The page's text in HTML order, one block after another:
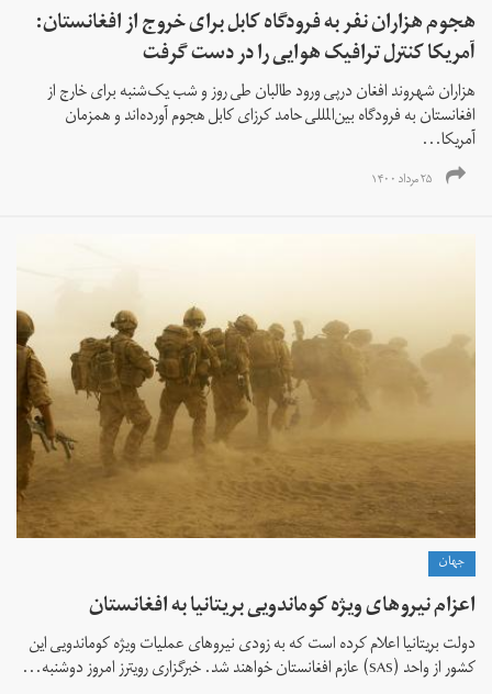
هجوم هزاران نفر به فرودگاه کابل برای خروج از افغانستان:
آمریکا کنترل ترافیک هوایی را در دست گرفت
هزاران شهروند افغان درپی ورود طالبان طی روز و شب یک‌شنبه برای خارج از
افغانستان به فرودگاه بین‌المللی حامد کرزای کابل هجوم آورده‌اند و همزمان
آمریکا...
۲۵ مرداد ۱۴۰۰
جهان
اعزام نیروهای ویژه کوماندویی بریتانیا به افغانستان
دولت بریتانیا اعلام کرده است که به زودی نیروهای عملیات ویژه کوماندویی این
کشور از واحد (SAS) عازم افغانستان خواهند شد. خبرگزاری رویترز امروز دوشنبه...